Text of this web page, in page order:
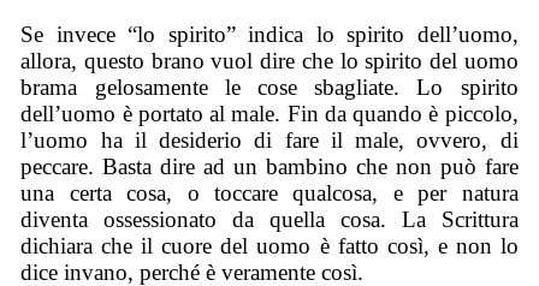
Se invece “lo spirito” indica lo spirito dell’uomo,
allora, questo brano vuol dire che lo spirito del uomo
brama gelosamente le cose sbagliate. Lo spirito
dell’uomo è portato al male. Fin da quando è piccolo,
l’uomo ha il desiderio di fare il male, ovvero, di
peccare. Basta dire ad un bambino che non può fare
una certa cosa, o toccare qualcosa, e per natura
diventa ossessionato da quella cosa. La Scrittura
dichiara che il cuore del uomo è fatto così, e non lo
dice invano, perché è veramente così.